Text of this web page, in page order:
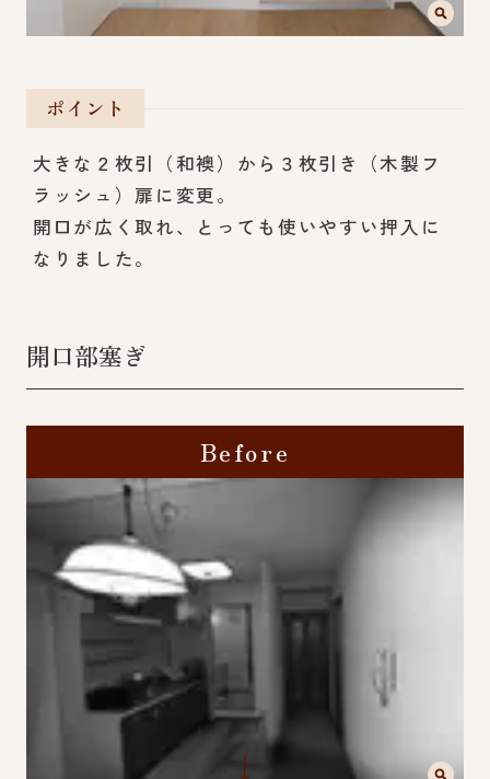
ポイント
大きな２枚引（和襖）から３枚引き（木製フ
ラッシュ）扉に変更。
開口が広く取れ、とっても使いやすい押入に
なりました。
開口部塞ぎ
Before